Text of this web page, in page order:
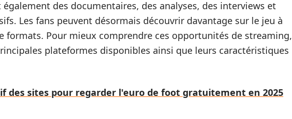
des documentaires, des analyses, des interviews et
Les fans peuvent désormais découvrir davantage sur le jeu à
formats. Pour mieux comprendre ces opportunités de streaming,
plateformes disponibles ainsi que leurs caractéristiques
des sites pour regarder l'euro de foot gratuitement en 2025